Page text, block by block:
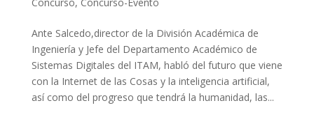
Ante Salcedo,director de la División Académica de
Ingeniería y Jefe del Departamento Académico de
Sistemas Digitales del ITAM, habló del futuro que viene
con la Internet de las Cosas y la inteligencia artificial,
así como del progreso que tendrá la humanidad, las...